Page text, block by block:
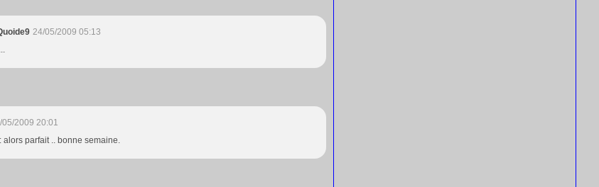
24/05/2009 05:13
05/2009 20:01
alors parfait .. bonne semaine.